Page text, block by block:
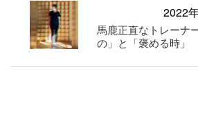
2022
馬鹿正直なトレーナ
の」と「褒める時」